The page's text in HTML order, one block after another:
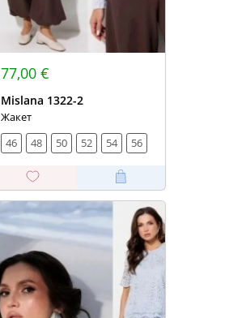
77,00 €
Mislana 1322-2
Жакет
46
48 50 52 54 56